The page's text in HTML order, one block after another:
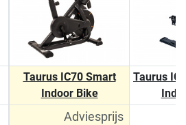
Taurus IC70 Smart
Indoor Bike
Taurus
Adviesprijs